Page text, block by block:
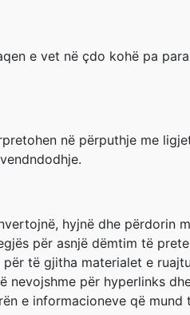
e vet në çdo kohë pa
në përputhje me
hyjnë dhe përdorin
për asnjë dëmtim të
të gjitha materialet e
për hyperlinks
e informacioneve që